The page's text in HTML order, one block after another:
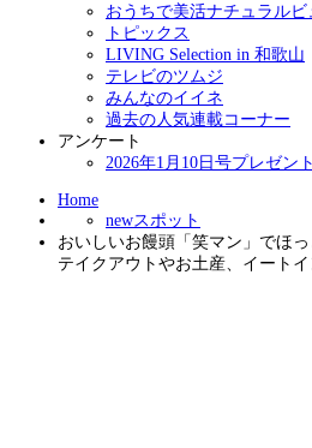
おうちで美活ナチュラル
トピックス
LIVING Selection in 和歌山
テレビのツムジ
みんなのイイネ
過去の人気連載コーナー
アンケート
2026年1月10日号プレゼン
Home
newスポット
おいしいお饅頭「笑マン」でほっ
テイクアウトやお土産、イートイ